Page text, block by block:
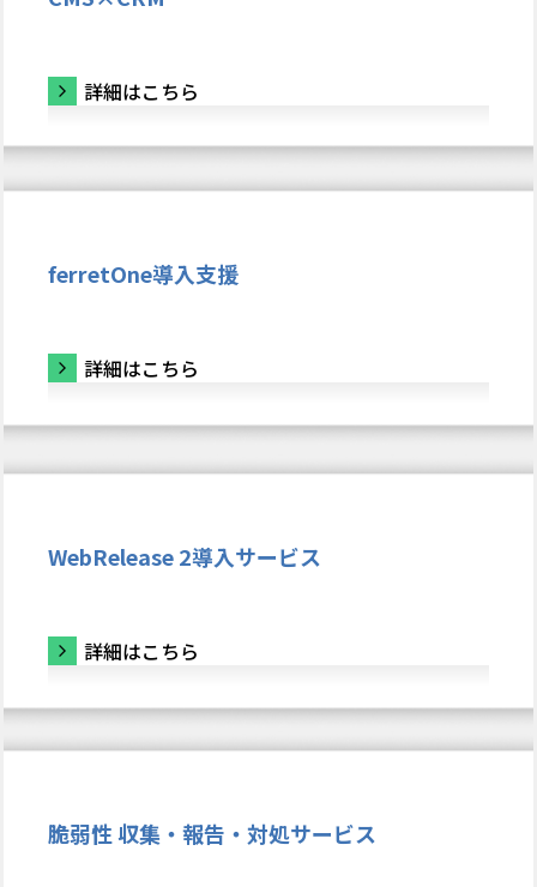
詳細はこちら
ferretOne導入支援
詳細はこちら
WebRelease 2導入サービス
詳細はこちら
脆弱性 収集・報告・対処サービス